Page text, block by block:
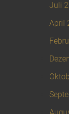
Juli
April